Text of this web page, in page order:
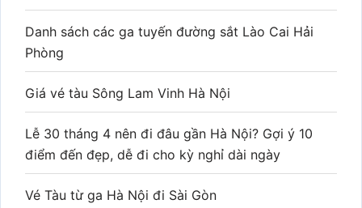
Danh sách các ga tuyến đường sắt Lào Cai Hải
Phòng
Giá vé tàu Sông Lam Vinh Hà Nội
Lễ 30 tháng 4 nên đi đâu gần Hà Nội? Gợi ý 10
điểm đến đẹp, dễ đi cho kỳ nghỉ dài ngày
Vé Tàu từ ga Hà Nội đi Sài Gòn